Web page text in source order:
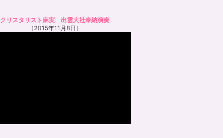
クリスタリスト麻実 出雲大社奉納演奏
（2015年11月8日）